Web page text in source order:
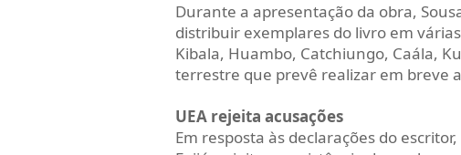
Durante a apresentação da obra,
distribuir exemplares do livro em
Kibala, Huambo, Catchiungo, Caála,
terrestre que prevê realizar em breve
UEA rejeita acusações
Em resposta às declarações do